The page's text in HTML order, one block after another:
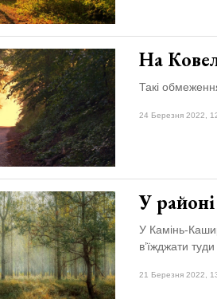
На
Такі
24 Березня 2022,
У
У Камінь-
в’їжджати
21 Березня 2022,